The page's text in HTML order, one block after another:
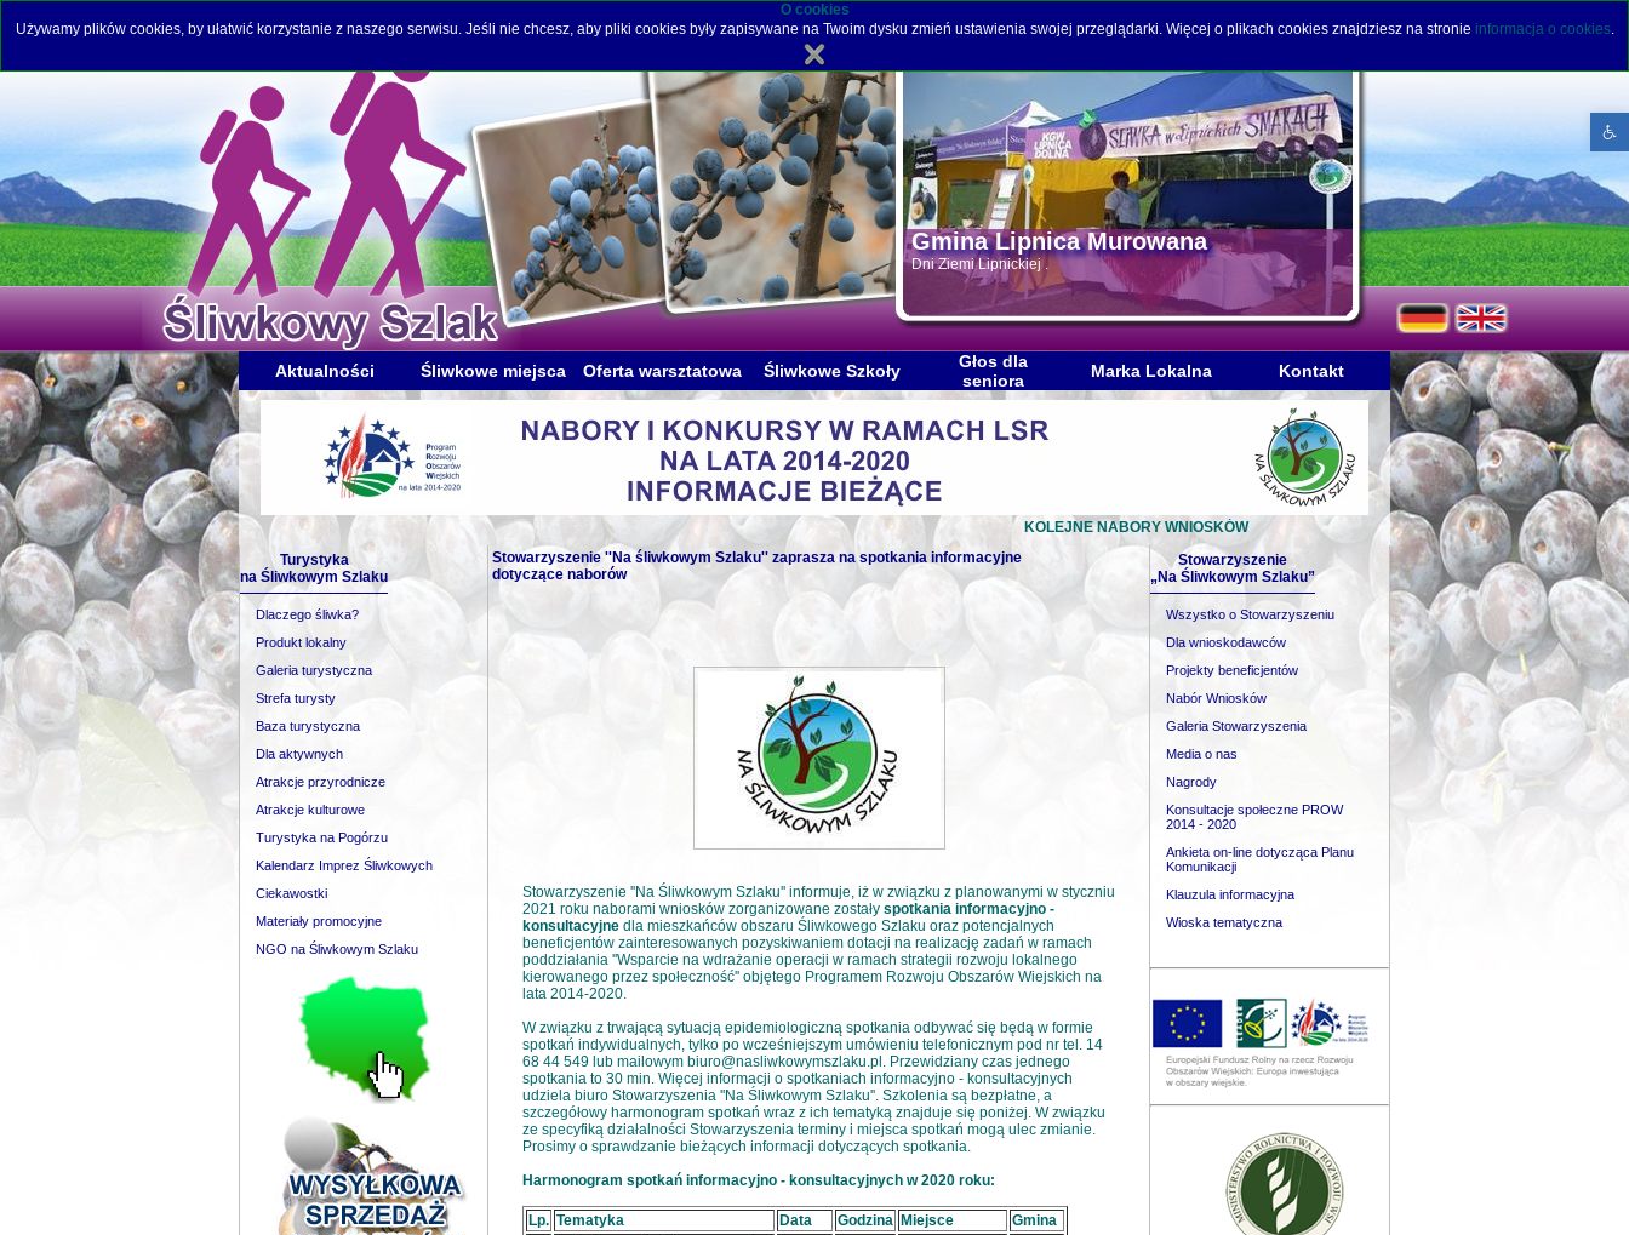
Open
O cookies
Używamy plików cookies, by ułatwić korzystanie z naszego serwisu. Jeśli nie chcesz, aby pliki cookies były zapisywane na Twoim dysku zmień ustawienia swojej przeglądarki. Więcej o plikach cookies znajdziesz na stronie informacja o cookies.
Gmina Lipnica Murowana
Dni Ziemi Lipnickiej .
Aktualności Śliwkowe miejsca Oferta warsztatowa Śliwkowe Szkoły
Głos dla
seniora
Marka Lokalna Kontakt
KOLEJNE NABORY WNIOSKÓW
Turystyka
na Śliwkowym Szlaku
Dlaczego śliwka?
Produkt lokalny
Galeria turystyczna
Strefa turysty
Baza turystyczna
Dla aktywnych
Atrakcje przyrodnicze
Atrakcje kulturowe
Turystyka na Pogórzu
Kalendarz Imprez Śliwkowych
Ciekawostki
Materiały promocyjne
NGO na Śliwkowym Szlaku
Stowarzyszenie ''Na śliwkowym Szlaku'' zaprasza na spotkania informacyjne
dotyczące naborów
Stowarzyszenie ''Na Śliwkowym Szlaku'' informuje, iż w związku z planowanymi w styczniu
2021 roku naborami wniosków zorganizowane zostały spotkania informacyjno -
konsultacyjnedla mieszkańców obszaru Śliwkowego Szlaku oraz potencjalnych
beneficjentów zainteresowanych pozyskiwaniem dotacji na realizację zadań w ramach
poddziałania ''Wsparcie na wdrażanie operacji w ramach strategii rozwoju lokalnego
kierowanego przez społeczność'' objętego Programem Rozwoju Obszarów Wiejskich na
lata 2014-2020.
W związku z trwającą sytuacją epidemiologiczną spotkania odbywać się będą w formie
spotkań indywidualnych, tylko po wcześniejszym umówieniu telefonicznym pod nr tel. 14
68 44 549 lub mailowym biuro@nasliwkowymszlaku.pl. Przewidziany czas jednego
spotkania to 30 min. Więcej informacji o spotkaniach informacyjno - konsultacyjnych
udziela biuro Stowarzyszenia ''Na Śliwkowym Szlaku''. Szkolenia są bezpłatne, a
szczegółowy harmonogram spotkań wraz z ich tematyką znajduje się poniżej. W związku
ze specyfiką działalności Stowarzyszenia terminy i miejsca spotkań mogą ulec zmianie.
Prosimy o sprawdzanie bieżących informacji dotyczących spotkania.
Harmonogram spotkań informacyjno - konsultacyjnych w 2020 roku:
Lp. Tematyka Data Godzina Miejsce Gmina
Stowarzyszenie
„Na Śliwkowym Szlaku”
Wszystko o Stowarzyszeniu
Dla wnioskodawców
Projekty beneficjentów
Nabór Wniosków
Galeria Stowarzyszenia
Media o nas
Nagrody
Konsultacje społeczne PROW
2014 - 2020
Ankieta on-line dotycząca Planu
Komunikacji
Klauzula informacyjna
Wioska tematyczna